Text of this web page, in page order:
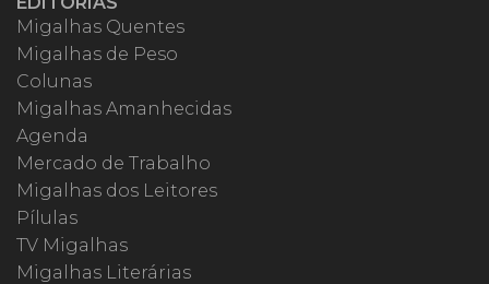
Migalhas Quentes
Migalhas de Peso
Colunas
Migalhas Amanhecidas
Agenda
Mercado de Trabalho
Migalhas dos Leitores
Pílulas
TV Migalhas
Migalhas Literárias